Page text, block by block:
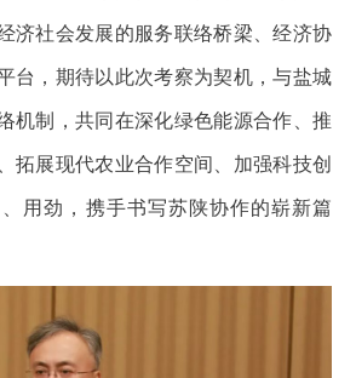
济社会发展的服务联络桥梁、经济协
台，期待以此次考察为契机，与盐城
机制，共同在深化绿色能源合作、推
拓展现代农业合作空间、加强科技创
用劲，携手书写苏陕协作的崭新篇